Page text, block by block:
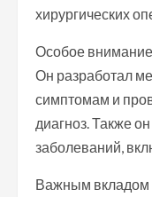
хирургических
Особое
Он разработал
симптомам и
диагноз. Также
заболеваний,
Важным вкладом